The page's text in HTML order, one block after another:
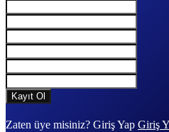
Zaten üye misiniz? Giriş Yap Giriş